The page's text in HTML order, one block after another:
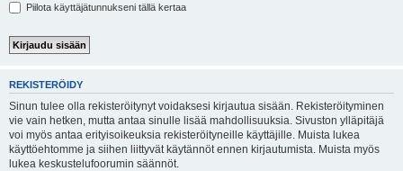
Piilota käyttäjätunnukseni tällä kertaa
REKISTERÖIDY
Sinun tulee olla rekisteröitynyt voidaksesi kirjautua sisään. Rekisteröityminen
vie vain hetken, mutta antaa sinulle lisää mahdollisuuksia. Sivuston ylläpitäjä
voi myös antaa erityisoikeuksia rekisteröityneille käyttäjille. Muista lukea
käyttöehtomme ja siihen liittyvät käytännöt ennen kirjautumista. Muista myös
lukea keskustelufoorumin säännöt.